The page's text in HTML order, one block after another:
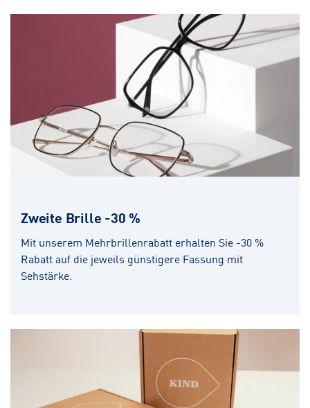
Zweite Brille -30 %
Mit unserem Mehrbrillenrabatt erhalten Sie -30 %
Rabatt auf die jeweils günstigere Fassung mit
Sehstärke.